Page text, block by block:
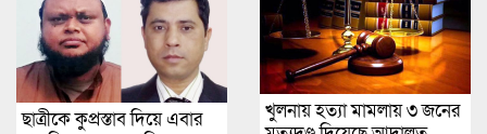
ছাত্রীকে কুপ্রস্তাব দিয়ে এবার
খুলনায় হত্যা মামলায় ৩ জনের